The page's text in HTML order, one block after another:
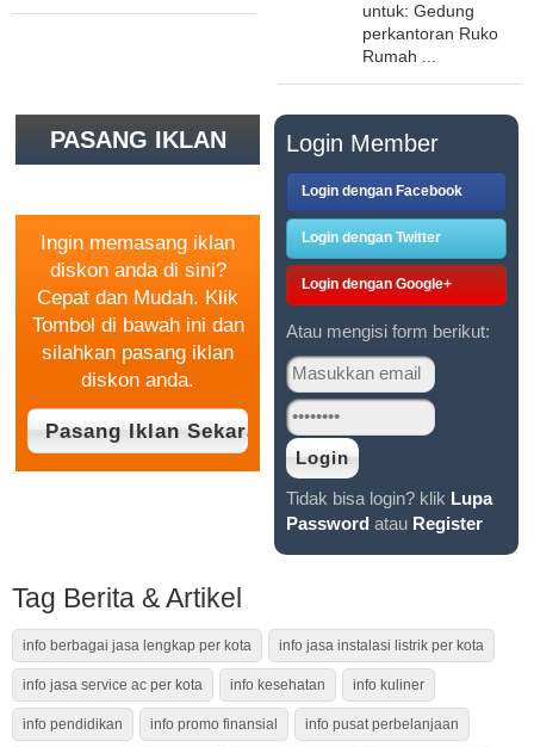
untuk: Gedung
perkantoran Ruko
Rumah ...
PASANG IKLAN
Ingin memasang iklan
diskon anda di sini?
Cepat dan Mudah. Klik
Tombol di bawah ini dan
silahkan pasang iklan
diskon anda.
Login Member
Login dengan Facebook
Login dengan Twitter
Login dengan Google+
Atau mengisi form berikut:
Tidak bisa login? klik Lupa
Password atau Register
Tag Berita & Artikel
info berbagai jasa lengkap per kota info jasa instalasi listrik per kota
info jasa service ac per kota info kesehatan info kuliner
info pendidikan info promo finansial info pusat perbelanjaan